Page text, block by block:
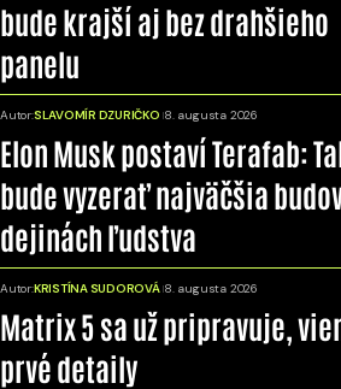
bude krajší aj bez drahšieho
panelu
Autor:SLAVOMÍR DZURIČKO 8. augusta 2026
Elon Musk postaví Terafab:
bude vyzerať najväčšia
dejinách ľudstva
Autor:KRISTÍNA SUDOROVÁ 8. augusta 2026
Matrix 5 sa už pripravuje,
prvé detaily